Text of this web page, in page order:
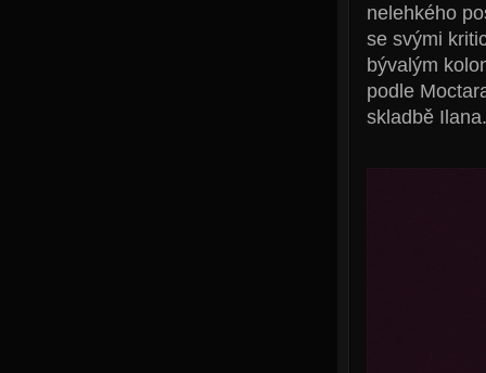
nelehkého
se svými
bývalým
podle
skladbě Ilana.